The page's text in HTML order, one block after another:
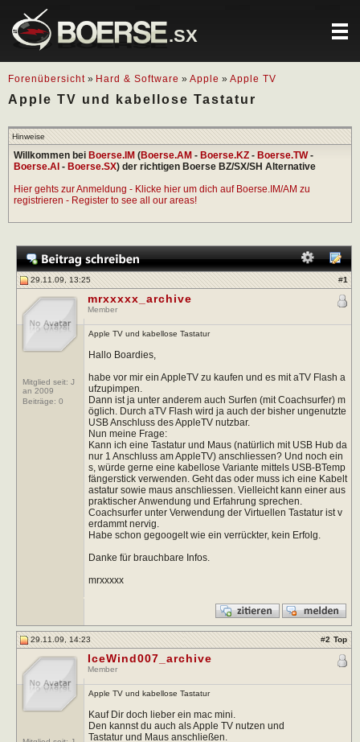
.SX
Forenübersicht » Hard & Software » Apple » Apple TV
Apple TV und kabellose Tastatur
Hinweise
Willkommen bei Boerse.IM (Boerse.AM - Boerse.KZ - Boerse.TW-
Boerse.AI - Boerse.SX) der richtigen Boerse BZ/SX/SH Alternative
Hier gehts zur Anmeldung - Klicke hier um dich auf Boerse.IM/AM zu
registrieren - Register to see all our areas!
29.11.09, 13:25 #1
Mitglied seit: J
an 2009
Beiträge: 0
mrxxxxx_archive
Member
Apple TV und kabellose Tastatur
Hallo Boardies,
habe vor mir ein AppleTV zu kaufen und es mit aTV Flash a
ufzupimpen.
Dann ist ja unter anderem auch Surfen (mit Coachsurfer) m
öglich. Durch aTV Flash wird ja auch der bisher ungenutzte
USB Anschluss des AppleTV nutzbar.
Nun meine Frage:
Kann ich eine Tastatur und Maus (natürlich mit USB Hub da
nur 1 Anschluss am AppleTV) anschliessen? Und noch ein
s, würde gerne eine kabellose Variante mittels USB-BTemp
fängerstick verwenden. Geht das oder muss ich eine Kabelt
astatur sowie maus anschliessen. Vielleicht kann einer aus
praktischer Anwendung und Erfahrung sprechen.
Coachsurfer unter Verwendung der Virtuellen Tastatur ist v
erdammt nervig.
Habe schon gegoogelt wie ein verrückter, kein Erfolg.
Danke für brauchbare Infos.
mrxxxxx
29.11.09, 14:23 #2 Top
IceWind007_archive
Member
Apple TV und kabellose Tastatur
Kauf Dir doch lieber ein mac mini.
Den kannst du auch als Apple TV nutzen und
Tastatur und Maus anschließen.